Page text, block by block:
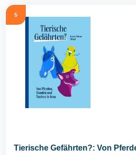
5
Tierische Gefährten?: Von